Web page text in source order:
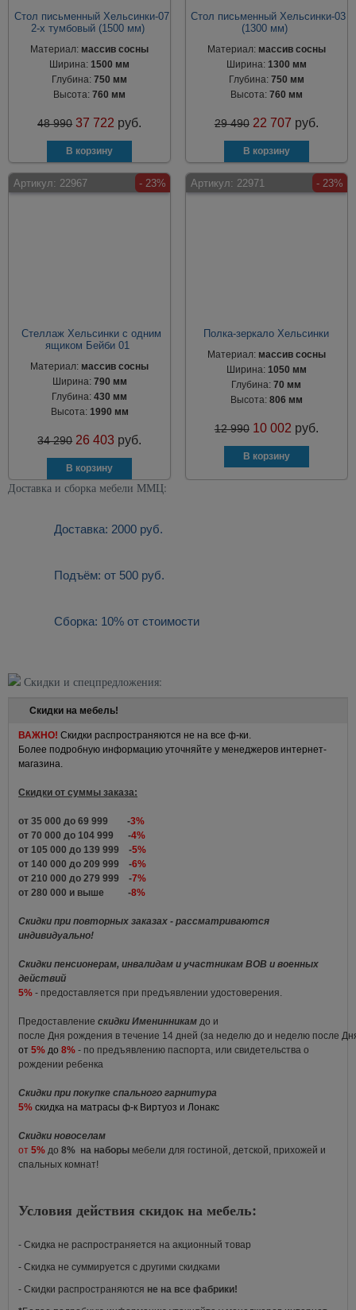
Стол письменный Хельсинки-07
2-х тумбовый (1500 мм)
Материал: массив сосны
Ширина:1500 мм
Глубина:750 мм
Высота:760 мм
48 990 37 722 руб.
Стол письменный Хельсинки-03
(1300 мм)
Материал: массив сосны
Ширина: 1300 мм
Глубина: 750 мм
Высота: 760 мм
29 490 22 707 руб.
Артикул: 22967 - 23%
Стеллаж Хельсинки с одним
ящиком Бейби 01
Материал: массив сосны
Ширина: 790 мм
Глубина:430 мм
Высота: 1990 мм
34 290 26 403 руб.
Артикул: 22971 - 23%
Полка-зеркало Хельсинки
Материал: массив сосны
Ширина: 1050 мм
Глубина:70 мм
Высота: 806 мм
12 990 10 002 руб.
Доставка и сборка мебели ММЦ:
Доставка: 2000 руб.
Подъём: от 500 руб.
Сборка: 10% от стоимости
Скидки и спецпредложения:
Скидки на мебель!
ВАЖНО! Скидки распространяются не на все ф-ки.
Более подробную информацию уточняйте у менеджеров интернет-
магазина.
Скидки от суммы заказа:
от 35 000 до 69 999 -3%
от 70 000 до 104 999 -4%
от 105 000 до 139 999 -5%
от 140 000 до 209 999 -6%
от 210 000 до 279 999 -7%
от 280 000 и выше -8%
Скидки при повторных заказах - рассматриваются
индивидуально!
Скидки пенсионерам, инвалидам и участникам ВОВ и военных
действий
5% - предоставляется при предъявлении удостоверения.
Предоставление скидки Именинникам до и
после Дня рождения в течение 14 дней (за неделю до и неделю после
от 5% до 8% - по предъявлению паспорта, или свидетельства о
рождении ребенка
Скидки при покупке спального гарнитура
5% скидка на матрасы ф-к Виртуоз и Лонакс
Скидки новоселам
от 5% до 8% на наборы мебели для гостиной, детской, прихожей и
спальных комнат!
Условия действия скидок на мебель:
- Скидка не распространяется на акционный товар
- Скидка не суммируется с другими скидками
- Скидки распространяются не на все фабрики!